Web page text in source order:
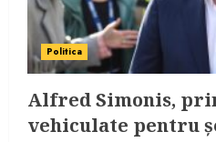
Politica
Alfred Simonis,
vehiculate pentru